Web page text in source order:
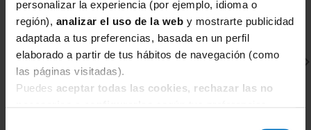
personalizar la experiencia (por ejemplo, idioma o
región), analizar el uso de la web y mostrarte publicidad
adaptada a tus preferencias, basada en un perfil
elaborado a partir de tus hábitos de navegación (como
las páginas visitadas).
Puedes aceptar todas las cookies, rechazar las no